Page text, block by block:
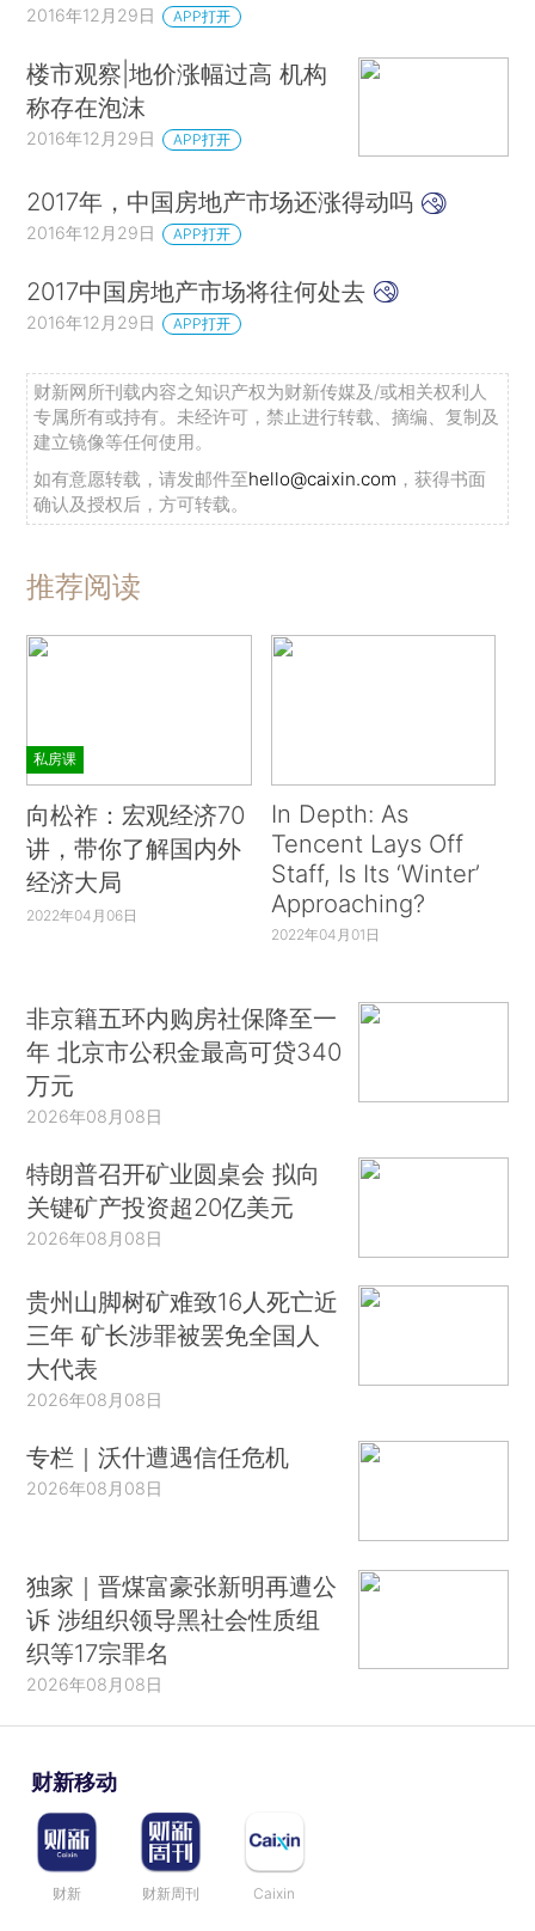
2016年12月29日 APP打开
楼市观察|地价涨幅过高 机构
称存在泡沫
2016年12月29日 APP打开
2017年，中国房地产市场还涨得动吗
2016年12月29日 APP打开
2017中国房地产市场将往何处去
2016年12月29日 APP打开
财新网所刊载内容之知识产权为财新传媒及/或相关权利人
专属所有或持有。未经许可，禁止进行转载、摘编、复制及
建立镜像等任何使用。
如有意愿转载，请发邮件至hello@caixin.com ，获得书面
确认及授权后，方可转载。
推荐阅读
私房课
向松祚：宏观经济70
讲，带你了解国内外
经济大局
2022年04月06日
In Depth: As
Tencent Lays Off
Staff, Is Its ‘Winter’
Approaching?
2022年04月01日
非京籍五环内购房社保降至一
年 北京市公积金最高可贷340
万元
2026年08月08日
特朗普召开矿业圆桌会 拟向
关键矿产投资超20亿美元
2026年08月08日
贵州山脚树矿难致16人死亡近
三年 矿长涉罪被罢免全国人
大代表
2026年08月08日
专栏｜沃什遭遇信任危机
2026年08月08日
独家｜晋煤富豪张新明再遭公
诉 涉组织领导黑社会性质组
织等17宗罪名
2026年08月08日
财新移动
财新 财新周刊 Caixin